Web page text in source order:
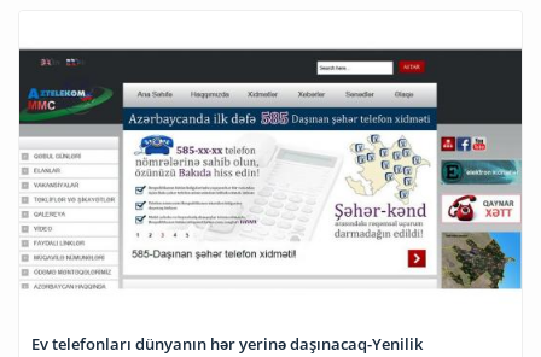
Ev telefonları dünyanın hər yerinə daşınacaq-Yenilik